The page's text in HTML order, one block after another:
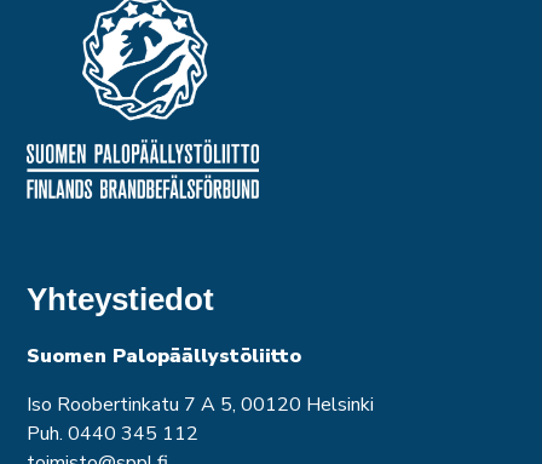
Yhteystiedot
Suomen Palopäällystöliitto
Iso Roobertinkatu 7 A 5, 00120 Helsinki
Puh. 0440 345 112